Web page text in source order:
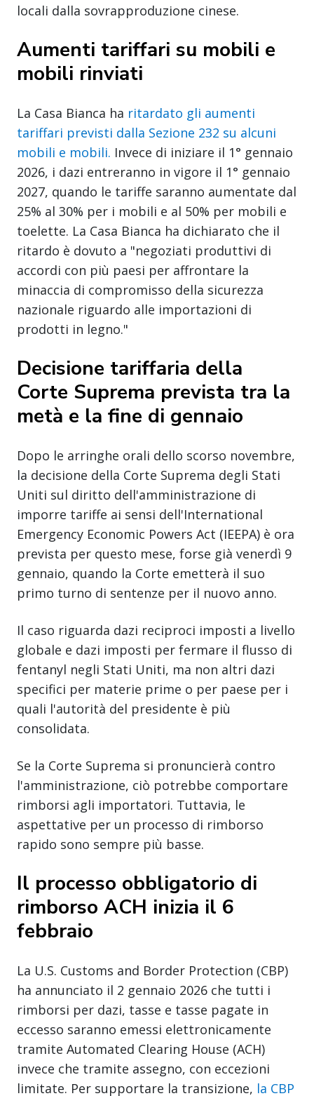
locali dalla sovrapproduzione cinese.
Aumenti tariffari su mobili e
mobili rinviati
La Casa Bianca ha ritardato gli aumenti
tariffari previsti dalla Sezione 232 su alcuni
mobili e mobili. Invece di iniziare il 1° gennaio
2026, i dazi entreranno in vigore il 1° gennaio
2027, quando le tariffe saranno aumentate dal
25% al 30% per i mobili e al 50% per mobili e
toelette. La Casa Bianca ha dichiarato che il
ritardo è dovuto a "negoziati produttivi di
accordi con più paesi per affrontare la
minaccia di compromisso della sicurezza
nazionale riguardo alle importazioni di
prodotti in legno."
Decisione tariffaria della
Corte Suprema prevista tra la
metà e la fine di gennaio
Dopo le arringhe orali dello scorso novembre,
la decisione della Corte Suprema degli Stati
Uniti sul diritto dell'amministrazione di
imporre tariffe ai sensi dell'International
Emergency Economic Powers Act (IEEPA) è ora
prevista per questo mese, forse già venerdì 9
gennaio, quando la Corte emetterà il suo
primo turno di sentenze per il nuovo anno.
Il caso riguarda dazi reciproci imposti a livello
globale e dazi imposti per fermare il flusso di
fentanyl negli Stati Uniti, ma non altri dazi
specifici per materie prime o per paese per i
quali l'autorità del presidente è più
consolidata.
Se la Corte Suprema si pronuncierà contro
l'amministrazione, ciò potrebbe comportare
rimborsi agli importatori. Tuttavia, le
aspettative per un processo di rimborso
rapido sono sempre più basse.
Il processo obbligatorio di
rimborso ACH inizia il 6
febbraio
La U.S. Customs and Border Protection (CBP)
ha annunciato il 2 gennaio 2026 che tutti i
rimborsi per dazi, tasse e tasse pagate in
eccesso saranno emessi elettronicamente
tramite Automated Clearing House (ACH)
invece che tramite assegno, con eccezioni
limitate. Per supportare la transizione, la CBP